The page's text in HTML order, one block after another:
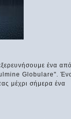
ένα από
Globulare".
μέχρι σήμερα ένα